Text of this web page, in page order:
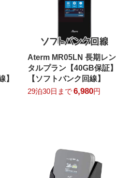
】
Aterm MR05LN 長期レン
タルプラン【40GB保証】
【ソフトバンク回線】
29泊30日まで6,980円